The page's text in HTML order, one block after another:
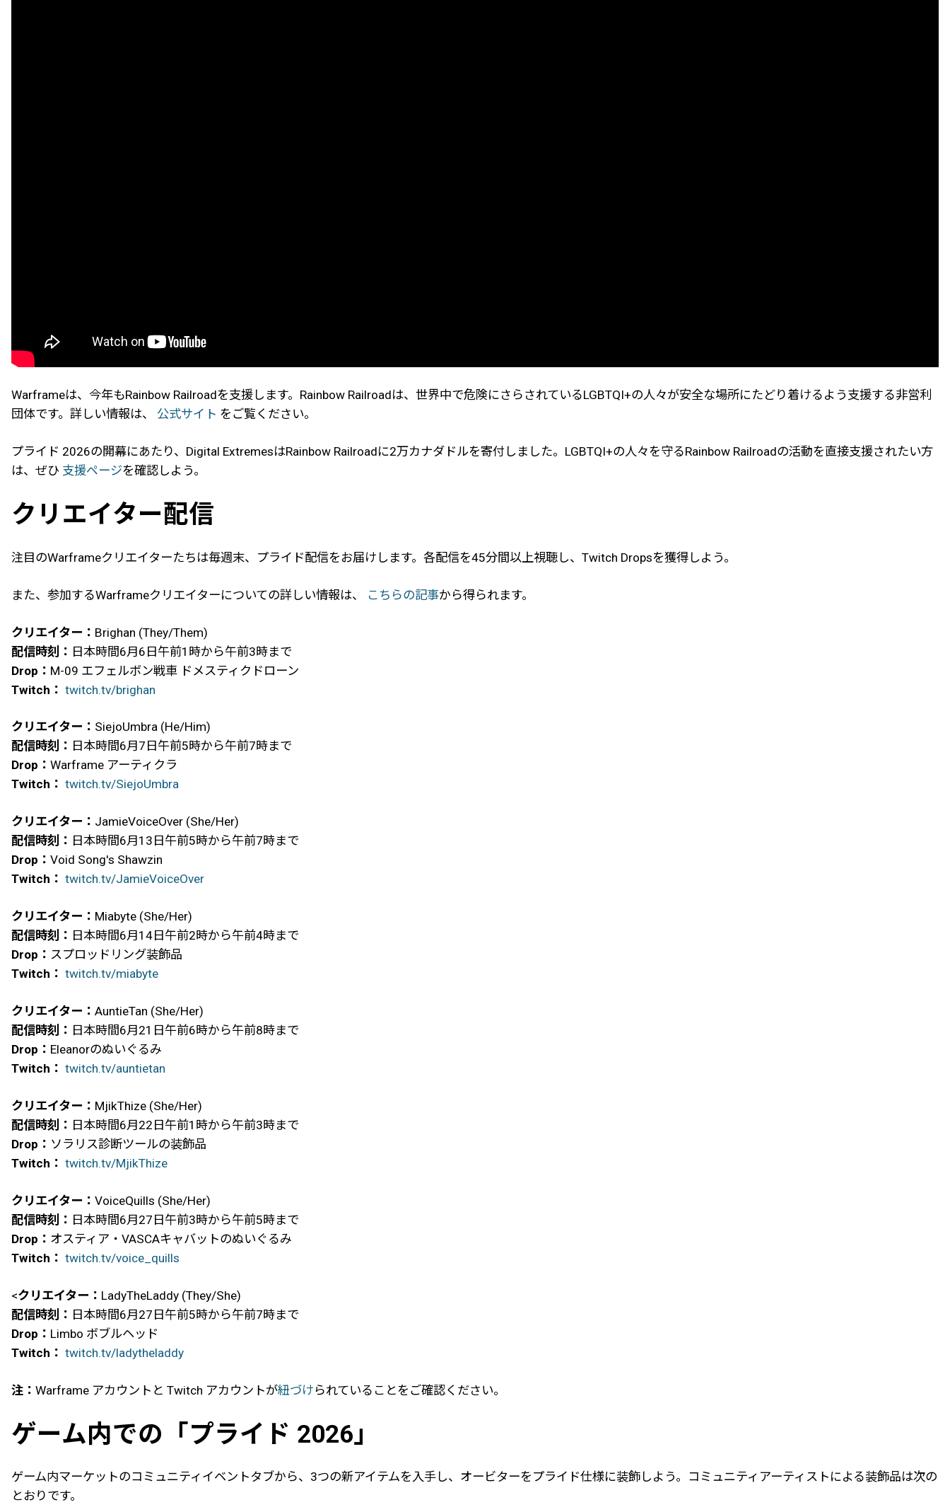
Warframeは、今年もRainbow Railroadを支援します。Rainbow Railroadは、世界中で危険にさらされているLGBTQI+の人々が安全な場所にたどり着けるよう支援する非営利
団体です。詳しい情報は、 公式サイト をご覧ください。
プライド 2026の開幕にあたり、Digital ExtremesはRainbow Railroadに2万カナダドルを寄付しました。LGBTQI+の人々を守るRainbow Railroadの活動を直接支援されたい方
は、ぜひ 支援ページを確認しよう。
クリエイター配信
注目のWarframeクリエイターたちは毎週末、プライド配信をお届けします。各配信を45分間以上視聴し、Twitch Dropsを獲得しよう。
また、参加するWarframeクリエイターについての詳しい情報は、 こちらの記事から得られます。
クリエイター： Brighan (They/Them)
配信時刻： 日本時間6月6日午前1時から午前3時まで
Drop： M-09 エフェルボン戦車 ドメスティクドローン
Twitch： twitch.tv/brighan
クリエイター： SiejoUmbra (He/Him)
配信時刻： 日本時間6月7日午前5時から午前7時まで
Drop： Warframe アーティクラ
Twitch： twitch.tv/SiejoUmbra
クリエイター： JamieVoiceOver (She/Her)
配信時刻： 日本時間6月13日午前5時から午前7時まで
Drop： Void Song's Shawzin
Twitch： twitch.tv/JamieVoiceOver
クリエイター： Miabyte (She/Her)
配信時刻： 日本時間6月14日午前2時から午前4時まで
Drop： スプロッドリング装飾品
Twitch： twitch.tv/miabyte
クリエイター： AuntieTan (She/Her)
配信時刻： 日本時間6月21日午前6時から午前8時まで
Drop： Eleanorのぬいぐるみ
Twitch： twitch.tv/auntietan
クリエイター： MjikThize (She/Her)
配信時刻： 日本時間6月22日午前1時から午前3時まで
Drop： ソラリス診断ツールの装飾品
Twitch： twitch.tv/MjikThize
クリエイター： VoiceQuills (She/Her)
配信時刻： 日本時間6月27日午前3時から午前5時まで
Drop： オスティア・VASCAキャバットのぬいぐるみ
Twitch： twitch.tv/voice_quills
<クリエイター： LadyTheLaddy (They/She)
配信時刻： 日本時間6月27日午前5時から午前7時まで
Drop： Limbo ボブルヘッド
Twitch： twitch.tv/ladytheladdy
注： Warframe アカウントと Twitch アカウントが紐づけ られていることをご確認ください。
ゲーム内での「プライド 2026」
ゲーム内マーケットのコミュニティイベントタブから、3つの新アイテムを入手し、オービターをプライド仕様に装飾しよう。コミュニティアーティストによる装飾品は次の
とおりです。